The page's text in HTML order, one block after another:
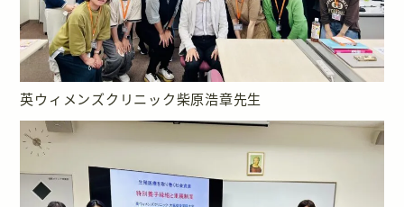
英ウィメンズクリニック柴原浩章先生